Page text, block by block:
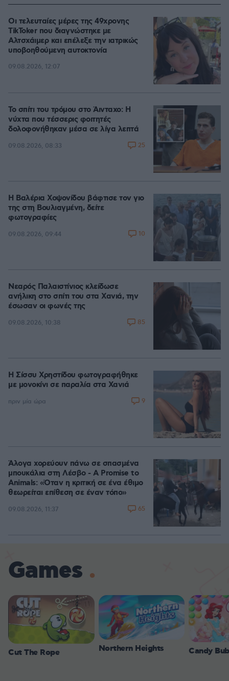
Οι τελευταίες μέρες της 49χρονης
TikToker που διαγνώστηκε με
Αλτσχάιμερ και επέλεξε την ιατρικώς
υποβοηθούμενη αυτοκτονία
09.08.2026, 12:07
Το σπίτι του τρόμου στο Άινταχο: Η
νύχτα που τέσσερις φοιτητές
δολοφονήθηκαν μέσα σε λίγα λεπτά
09.08.2026, 08:33 25
Η Βαλέρια Χοψονίδου βάφτισε τον γιο
της στη Βουλιαγμένη, δείτε
φωτογραφίες
09.08.2026, 09:44 10
Νεαρός Παλαιστίνιος κλείδωσε
ανήλικη στο σπίτι του στα Χανιά, την
έσωσαν οι φωνές της
09.08.2026, 10:38 85
Η Σίσσυ Χρηστίδου φωτογραφήθηκε
με μονοκίνι σε παραλία στα Χανιά
πριν μία ώρα 9
Άλογα χορεύουν πάνω σε σπασμένα
μπουκάλια στη Λέσβο - A Promise to
Animals: «Όταν η κριτική σε ένα έθιμο
θεωρείται επίθεση σε έναν τόπο»
09.08.2026, 11:37 65
Games
Cut The Rope Northern Heights Candy